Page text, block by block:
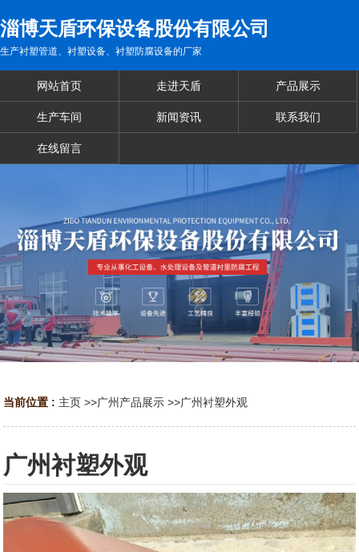
淄博天盾环保设备股份有限公司
生产衬塑管道、衬塑设备、衬塑防腐设备的厂家
网站首页 走进天盾 产品展示
生产车间 新闻资讯 联系我们
在线留言
当前位置 : 主页 >>广州产品展示 >>广州衬塑外观
广州衬塑外观